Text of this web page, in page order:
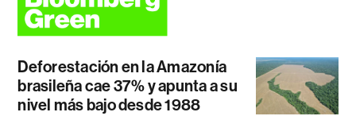
Deforestación en la Amazonía
brasileña cae 37% y apunta a su
nivel más bajo desde 1988